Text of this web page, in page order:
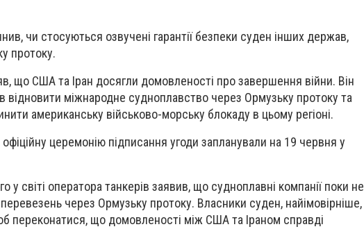
чи стосуються озвучені гарантії безпеки суден інших держав,
протоку.
що США та Іран досягли домовленості про завершення війни. Він
міжнародне судноплавство через Ормузьку протоку та
американську військово-морську блокаду в цьому регіоні.
церемонію підписання угоди запланували на 19 червня у
у світі оператора танкерів заявив, що судноплавні компанії поки не
через Ормузьку протоку. Власники суден, найімовірніше,
переконатися, що домовленості між США та Іраном справді